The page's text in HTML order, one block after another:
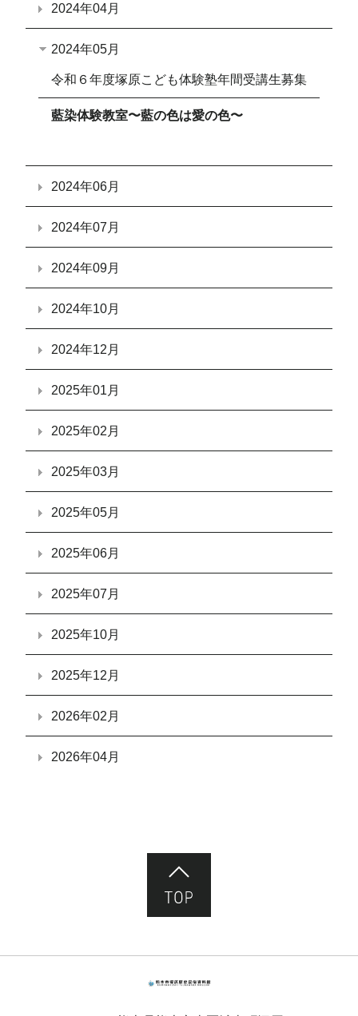
2024年04月
2024年05月
令和６年度塚原こども体験塾年間受講生募集
藍染体験教室〜藍の色は愛の色〜
2024年06月
2024年07月
2024年09月
2024年10月
2024年12月
2025年01月
2025年02月
2025年03月
2025年05月
2025年06月
2025年07月
2025年10月
2025年12月
2026年02月
2026年04月